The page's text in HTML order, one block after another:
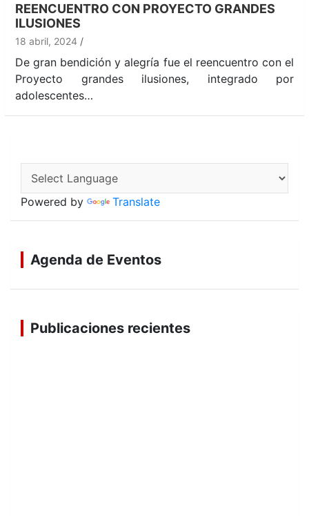
REENCUENTRO CON PROYECTO GRANDES
ILUSIONES
18 abril, 2024
De gran bendición y alegría fue el reencuentro con el
Proyecto grandes ilusiones, integrado por
adolescentes…
Powered by Translate
Agenda de Eventos
Publicaciones recientes